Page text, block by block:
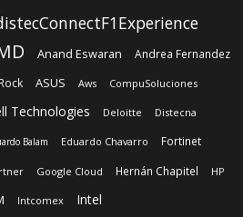
Anand Eswaran
Andrea Fernandez
ASUS Aws CompuSoluciones
Technologies Deloitte Distecna
Balam Eduardo Chavarro Fortinet
Google Cloud Hernán Chapitel HP
Intcomex Intel